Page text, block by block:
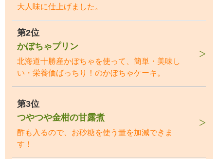
大人味に仕上げました。
第2位
かぼちゃプリン
北海道十勝産かぼちゃを使って、簡単・美味し
い・栄養価ばっちり！のかぼちゃケーキ。
第3位
つやつや金柑の甘露煮
酢も入るので、お砂糖を使う量を加減できま
す！